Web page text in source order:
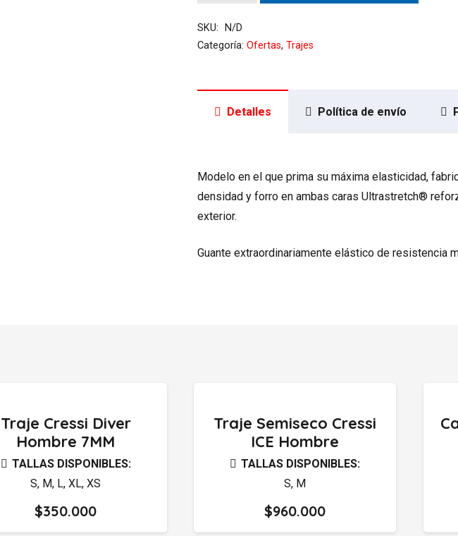
High
Stretch
SKU:
N/D
Categoría: Ofertas, Trajes
Detalles Política de envío
Modelo en el que prima su máxima elasticidad,
densidad y forro en ambas caras Ultrastretch®
exterior.
Guante extraordinariamente elástico de resistencia
Traje Cressi Diver
Hombre 7MM
TALLAS DISPONIBLES:
S, M, L,XL,XS
$350.000
Traje Semiseco Cressi
ICE Hombre
TALLAS DISPONIBLES:
S, M
$960.000